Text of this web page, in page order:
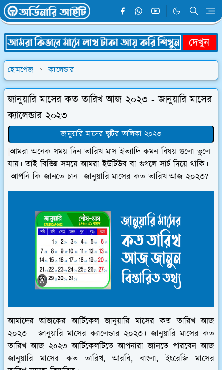
হোমপেজ ক্যালেন্ডার
জানুয়ারি মাসের কত তারিখ আজ ২০২৩ - জানুয়ারি মাসের
ক্যালেন্ডার ২০২৩
জানুয়ারি মাসের ছুটির তালিকা ২০২৩
আমরা অনেক সময় দিন তারিখ মাস ইত্যাদি কমন বিষয় গুলো ভুলে
যায়। তাই বিভিন্ন সময়ে আমরা ইউটিউব বা গুগলে সার্চ দিয়ে থাকি।
আপনি কি জানতে চান জানুয়ারি মাসের কত তারিখ আজ ২০২৩?
আমাদের আজকের আর্টিকেল জানুয়ারি মাসের কত তারিখ আজ
২০২৩ - জানুয়ারি মাসের ক্যালেন্ডার ২০২৩। জানুয়ারি মাসের কত
তারিখ আজ ২০২৩ আর্টিকেলটিতে আপনারা জানতে পারবেন আজ
জানুয়ারি মাসের কত তারিখ, আরবি, বাংলা, ইংরেজি মাসের